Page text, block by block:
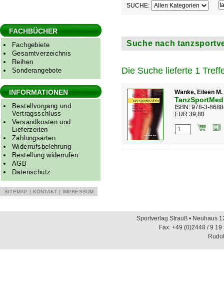
SUCHE:
FACHBÜCHER
Fachgebiete
Gesamtverzeichnis
Reihen
Sonderangebote
INFORMATIONEN
Bestellvorgang und
Vertragsschluss
Versandkosten und
Lieferzeiten
Zahlungsarten
Widerrufsbelehrung
Bestellung widerrufen
AGB
Datenschutz
SITEMAP | KONTAKT | IMPRESSUM
Suche nach
Die Suche lieferte 1
Wanke, Eileen
ISBN: 978-3-
EUR 39,80
Sportverlag Strauß • Neuhaus
Fax: +49 (0)2448 / 9